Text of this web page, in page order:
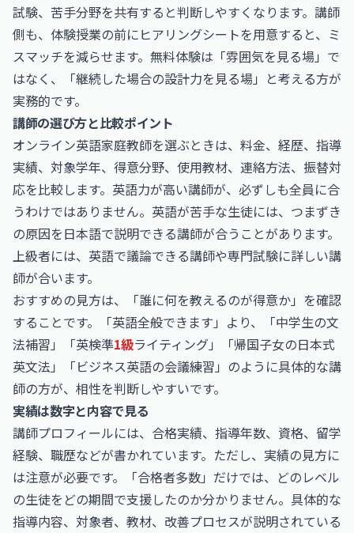
試験、苦手分野を共有すると判断しやすくなります。講師
側も、体験授業の前にヒアリングシートを用意すると、ミ
スマッチを減らせます。無料体験は「雰囲気を見る場」で
はなく、「継続した場合の設計力を見る場」と考える方が
実務的です。
講師の選び方と比較ポイント
オンライン英語家庭教師を選ぶときは、料金、経歴、指導
実績、対象学年、得意分野、使用教材、連絡方法、振替対
応を比較します。英語力が高い講師が、必ずしも全員に合
うわけではありません。英語が苦手な生徒には、つまずき
の原因を日本語で説明できる講師が合うことがあります。
上級者には、英語で議論できる講師や専門試験に詳しい講
師が合います。
おすすめの見方は、「誰に何を教えるのが得意か」を確認
することです。「英語全般できます」より、「中学生の文
法補習」「英検準1級ライティング」「帰国子女の日本式
英文法」「ビジネス英語の会議練習」のように具体的な講
師の方が、相性を判断しやすいです。
実績は数字と内容で見る
講師プロフィールには、合格実績、指導年数、資格、留学
経験、職歴などが書かれています。ただし、実績の見方に
は注意が必要です。「合格者多数」だけでは、どのレベル
の生徒をどの期間で支援したのか分かりません。具体的な
指導内容、対象者、教材、改善プロセスが説明されている